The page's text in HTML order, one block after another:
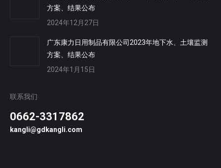
方案、结果公布
2024年12月27日
广东康力日用制品有限公司2023年地下水、土壤监测
方案、结果公布
2024年1月15日
联系我们
0662-3317862
kangli@gdkangli.com